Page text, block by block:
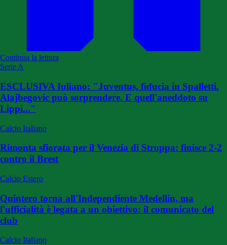
Continua la lettura
Serie A
ESCLUSIVA Iuliano: "Juventus, fiducia in Spalletti.
Alajbegovic può sorprendere. E quell'aneddoto su
Lippi..."
Calcio Italiano
Rimonta sfiorata per il Venezia di Stroppa: finisce 2-2
contro il Brest
Calcio Estero
Quintero torna all'Independiente Medellin, ma
l'ufficialità è legata a un obiettivo: il comunicato del
club
Calcio Italiano